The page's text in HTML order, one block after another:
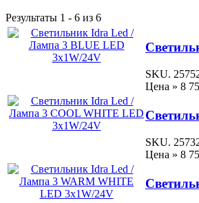
Результаты 1 - 6 из 6
SKU.
Цена » 8
SKU.
Цена » 8